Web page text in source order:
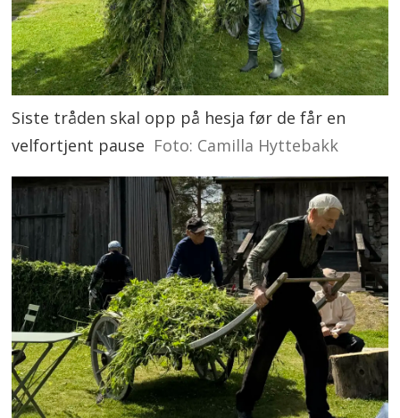
Siste tråden skal opp på hesja før de får en
velfortjent pause Foto: Camilla Hyttebakk